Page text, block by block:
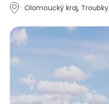
Olomoucký kraj, Troubky